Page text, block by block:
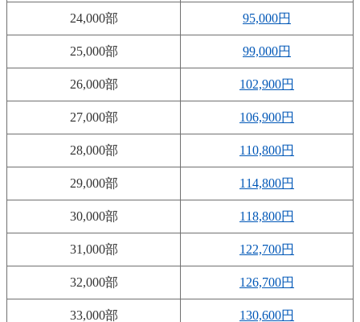
24,000部 95,000円
25,000部 99,000円
26,000部 102,900円
27,000部 106,900円
28,000部 110,800円
29,000部 114,800円
30,000部 118,800円
31,000部 122,700円
32,000部 126,700円
33,000部 130,600円